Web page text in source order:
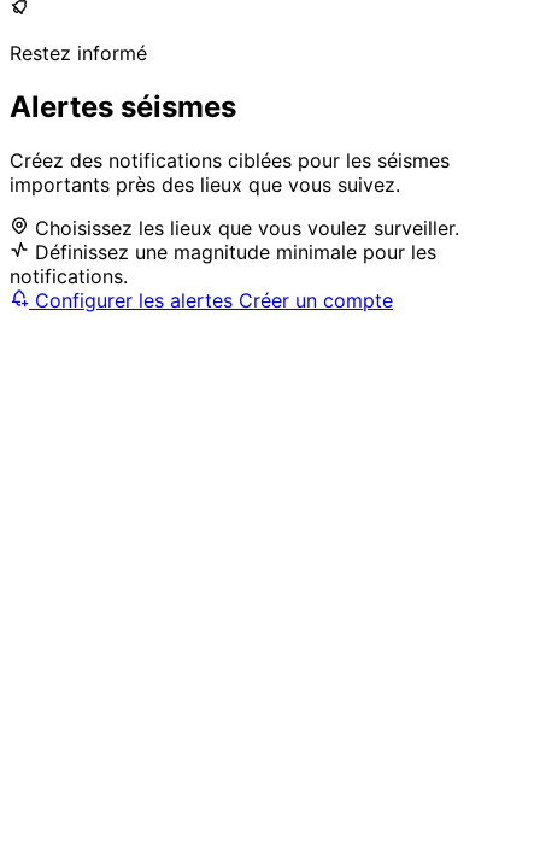
Restez informé
Alertes séismes
Créez des notifications ciblées pour les séismes
importants près des lieux que vous suivez.
Choisissez les lieux que vous voulez surveiller.
Définissez une magnitude minimale pour les
notifications.
Configurer les alertes Créer un compte